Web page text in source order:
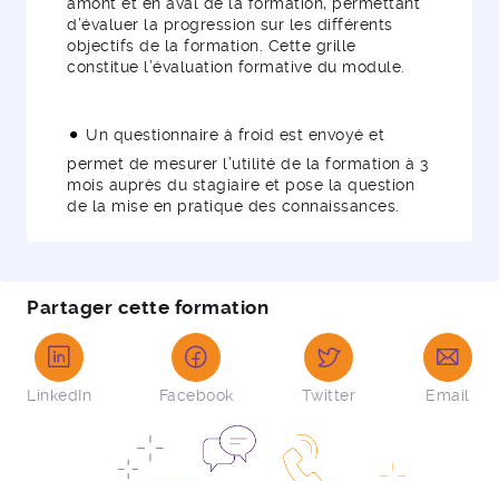
d’évaluer la progression sur les différents
objectifs de la formation. Cette grille
constitue l’évaluation formative du module.
Un questionnaire à froid est envoyé et
permet de mesurer l’utilité de la formation à 3
mois auprès du stagiaire et pose la question
de la mise en pratique des connaissances.
Partager cette formation
LinkedIn Facebook Twitter Email